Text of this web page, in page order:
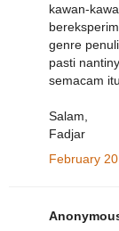
kawan-
genre
pasti
semacam
Salam,
Fadjar
February